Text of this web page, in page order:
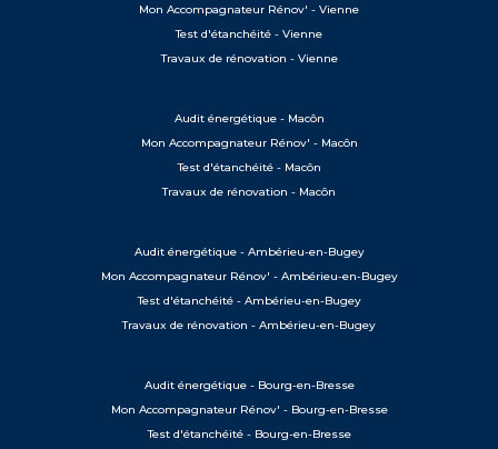
Mon Accompagnateur Rénov' - Vienne
Test d'étanchéité - Vienne
Travaux de rénovation - Vienne
Audit énergétique - Macôn
Mon Accompagnateur Rénov' - Macôn
Test d'étanchéité - Macôn
Travaux de rénovation - Macôn
Audit énergétique - Ambérieu-en-Bugey
Mon Accompagnateur Rénov' - Ambérieu-en-Bugey
Test d'étanchéité - Ambérieu-en-Bugey
Travaux de rénovation - Ambérieu-en-Bugey
Audit énergétique - Bourg-en-Bresse
Mon Accompagnateur Rénov' - Bourg-en-Bresse
Test d'étanchéité - Bourg-en-Bresse